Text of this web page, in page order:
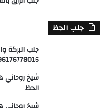
جلب الجظ
جلب البركة
الحظ